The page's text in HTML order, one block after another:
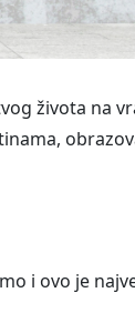
života na
i ovo je